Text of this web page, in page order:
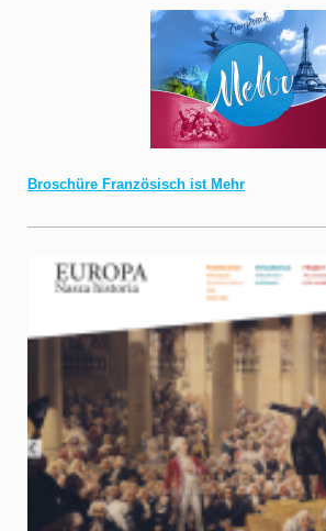
Broschüre Französisch ist Mehr